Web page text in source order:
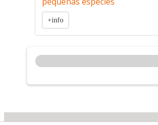
+info